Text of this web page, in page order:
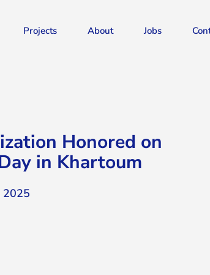
Projects About Jobs
Honored on
in Khartoum
2025